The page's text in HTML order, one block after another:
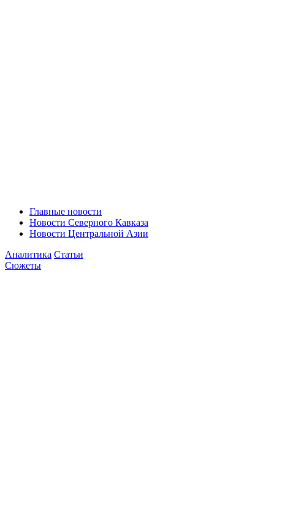
Главные новости
Новости Северного Кавказа
Новости Центральной Азии
Аналитика Статьи
Сюжеты